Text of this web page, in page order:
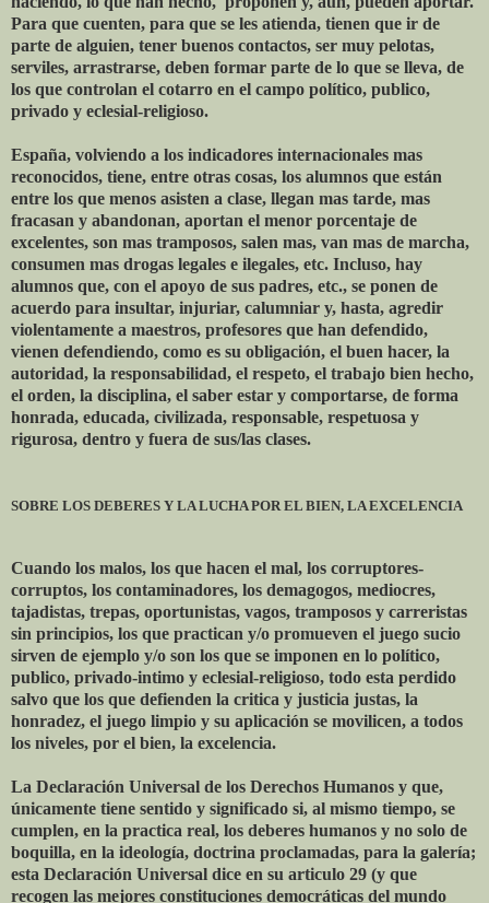
Para que cuenten, para que se les atienda, tienen que ir de
parte de alguien, tener buenos contactos, ser muy pelotas,
serviles, arrastrarse, deben formar parte de lo que se lleva, de
los que controlan el cotarro en el campo político, publico,
privado y eclesial-religioso.
España, volviendo a los indicadores internacionales mas
reconocidos, tiene, entre otras cosas, los alumnos que están
entre los que menos asisten a clase, llegan mas tarde, mas
fracasan y abandonan, aportan el menor porcentaje de
excelentes, son mas tramposos, salen mas, van mas de marcha,
consumen mas drogas legales e ilegales, etc. Incluso, hay
alumnos que, con el apoyo de sus padres, etc., se ponen de
acuerdo para insultar, injuriar, calumniar y, hasta, agredir
violentamente a maestros, profesores que han defendido,
vienen defendiendo, como es su obligación, el buen hacer, la
autoridad, la responsabilidad, el respeto, el trabajo bien hecho,
el orden, la disciplina, el saber estar y comportarse, de forma
honrada, educada, civilizada, responsable, respetuosa y
rigurosa, dentro y fuera de sus/las clases.
SOBRE LOS DEBERES Y LA LUCHA POR EL BIEN, LA EXCELENCIA
Cuando los malos, los que hacen el mal, los corruptores-
corruptos, los contaminadores, los demagogos, mediocres,
tajadistas, trepas, oportunistas, vagos, tramposos y carreristas
sin principios, los que practican y/o promueven el juego sucio
sirven de ejemplo y/o son los que se imponen en lo político,
publico, privado-intimo y eclesial-religioso, todo esta perdido
salvo que los que defienden la critica y justicia justas, la
honradez, el juego limpio y su aplicación se movilicen, a todos
los niveles, por el bien, la excelencia.
La Declaración Universal de los Derechos Humanos y que,
únicamente tiene sentido y significado si, al mismo tiempo, se
cumplen, en la practica real, los deberes humanos y no solo de
boquilla, en la ideología, doctrina proclamadas, para la galería;
esta Declaración Universal dice en su articulo 29 (y que
recogen las mejores constituciones democráticas del mundo